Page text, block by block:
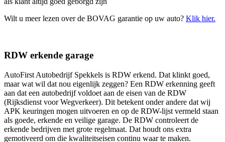
Wilt u meer lezen over de BOVAG garantie op uw auto? Klik hier.
RDW erkende garage
AutoFirst Autobedrijf Spekkels is RDW erkend. Dat klinkt goed,
maar wat wil dat nou eigenlijk zeggen? Een RDW erkenning geeft
aan dat een autobedrijf voldoet aan de eisen van de RDW
(Rijksdienst voor Wegverkeer). Dit betekent onder andere dat wij
APK keuringen mogen uitvoeren en op de RDW-lijst vermeld staan
als goede, erkende en veilige garage. De RDW controleert de
erkende bedrijven met grote regelmaat. Dat houdt ons extra
gemotiveerd om die kwaliteitseisen continu waar te maken.